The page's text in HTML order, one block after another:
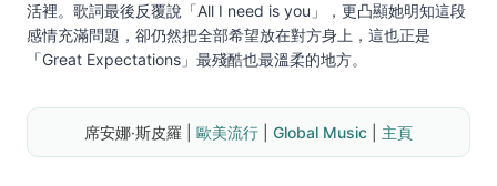
活裡。歌詞最後反覆說「All I need is you」，更凸顯她明知這段
感情充滿問題，卻仍然把全部希望放在對方身上，這也正是
「Great Expectations」最殘酷也最溫柔的地方。
席安娜·斯皮羅 | 歐美流行 Global Music 主頁